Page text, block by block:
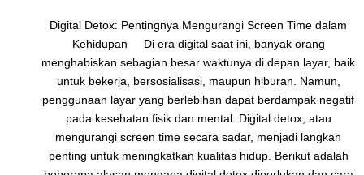
Digital Detox: Pentingnya Mengurangi Screen Time dalam
Kehidupan Di era digital saat ini, banyak orang
menghabiskan sebagian besar waktunya di depan layar, baik
untuk bekerja, bersosialisasi, maupun hiburan. Namun,
penggunaan layar yang berlebihan dapat berdampak negatif
pada kesehatan fisik dan mental. Digital detox, atau
mengurangi screen time secara sadar, menjadi langkah
penting untuk meningkatkan kualitas hidup. Berikut adalah